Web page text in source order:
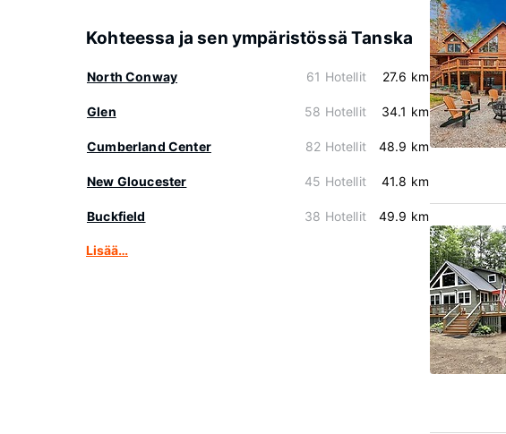
Kohteessa ja sen ympäristössä Tanska
North Conway 61 Hotellit 27.6 km
Glen 58 Hotellit 34.1 km
Cumberland Center 82 Hotellit 48.9 km
New Gloucester 45 Hotellit 41.8 km
Buckfield 38 Hotellit 49.9 km
Lisää…